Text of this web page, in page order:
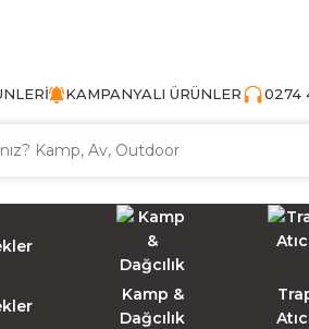
KAMPANYALI ÜRÜNLER 0274
Kamp &
Dağcılık